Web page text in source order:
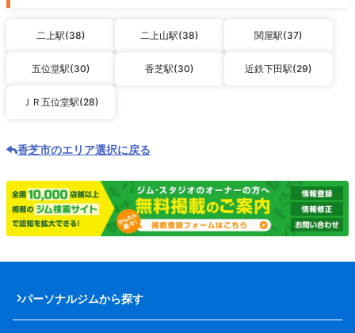
二上駅(38) 二上山駅(38) 関屋駅(37)
五位堂駅(30) 香芝駅(30) 近鉄下田駅(29)
ＪＲ五位堂駅(28)
香芝市のエリア選択に戻る
パーソナルジムから探す